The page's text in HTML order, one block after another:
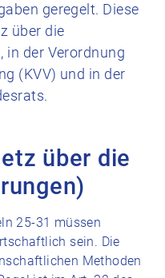
geregelt. Diese
über die
in der Verordnung
(KVV) und in der
über die
25-31 müssen
sein. Die
Methoden